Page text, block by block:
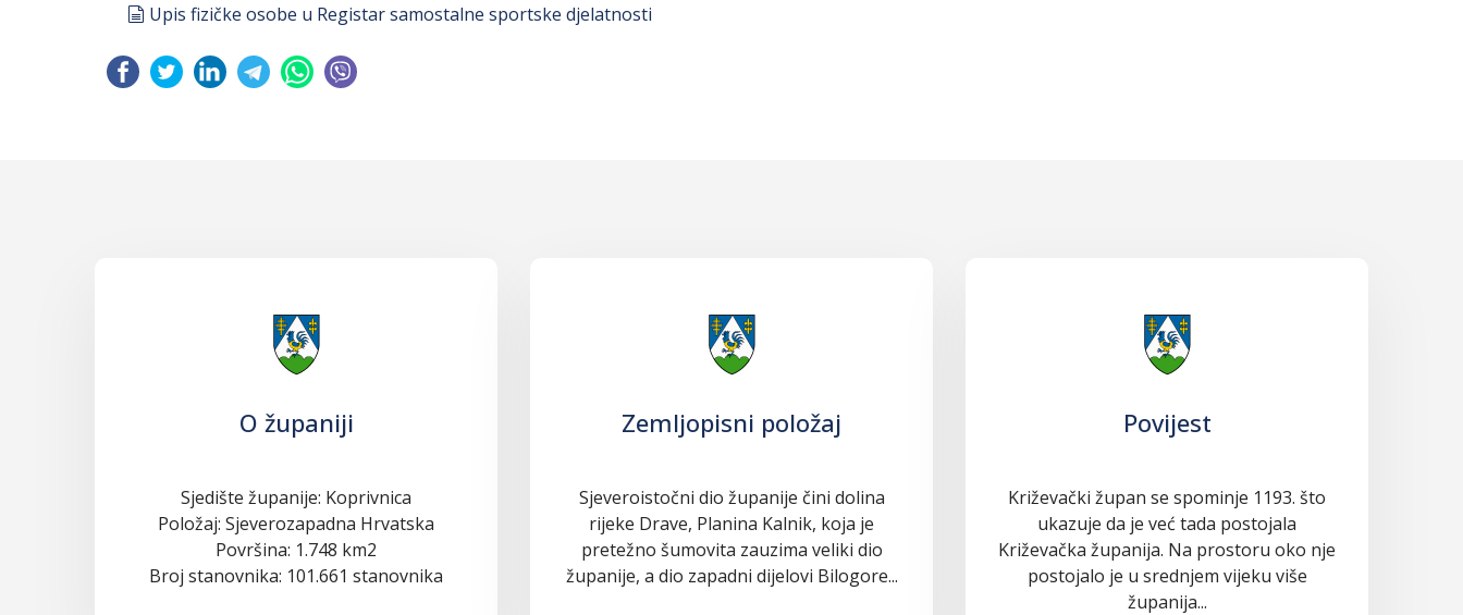
document
Upis fizičke osobe u Registar samostalne sportske djelatnosti
O županiji
Sjedište županije: Koprivnica
Položaj: Sjeverozapadna Hrvatska
Površina: 1.748 km2
Broj stanovnika: 101.661 stanovnika
Zemljopisni položaj
Sjeveroistočni dio županije čini dolina
rijeke Drave, Planina Kalnik, koja je
pretežno šumovita zauzima veliki dio
županije, a dio zapadni dijelovi Bilogore...
Povijest
Križevački župan se spominje 1193. što
ukazuje da je već tada postojala
Križevačka županija. Na prostoru oko nje
postojalo je u srednjem vijeku više
županija...